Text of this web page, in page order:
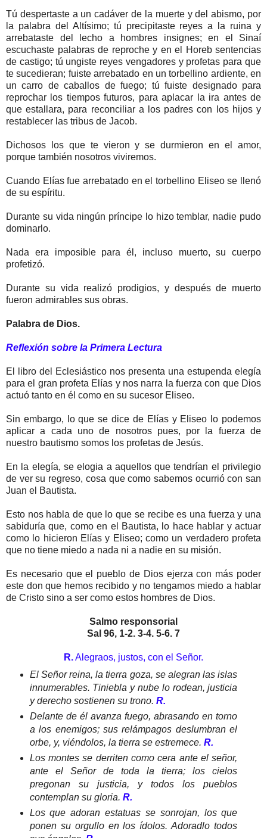
Tú despertaste a un cadáver de la muerte y del abismo, por
la palabra del Altísimo; tú precipitaste reyes a la ruina y
arrebataste del lecho a hombres insignes; en el Sinaí
escuchaste palabras de reproche y en el Horeb sentencias
de castigo; tú ungiste reyes vengadores y profetas para que
te sucedieran; fuiste arrebatado en un torbellino ardiente, en
un carro de caballos de fuego; tú fuiste designado para
reprochar los tiempos futuros, para aplacar la ira antes de
que estallara, para reconciliar a los padres con los hijos y
restablecer las tribus de Jacob.
Dichosos los que te vieron y se durmieron en el amor,
porque también nosotros viviremos.
Cuando Elías fue arrebatado en el torbellino Eliseo se llenó
de su espíritu.
Durante su vida ningún príncipe lo hizo temblar, nadie pudo
dominarlo.
Nada era imposible para él, incluso muerto, su cuerpo
profetizó.
Durante su vida realizó prodigios, y después de muerto
fueron admirables sus obras.
Palabra de Dios.
Reflexión sobre la Primera Lectura
El libro del Eclesiástico nos presenta una estupenda elegía
para el gran profeta Elías y nos narra la fuerza con que Dios
actuó tanto en él como en su sucesor Eliseo.
Sin embargo, lo que se dice de Elías y Eliseo lo podemos
aplicar a cada uno de nosotros pues, por la fuerza de
nuestro bautismo somos los profetas de Jesús.
En la elegía, se elogia a aquellos que tendrían el privilegio
de ver su regreso, cosa que como sabemos ocurrió con san
Juan el Bautista.
Esto nos habla de que lo que se recibe es una fuerza y una
sabiduría que, como en el Bautista, lo hace hablar y actuar
como lo hicieron Elías y Eliseo; como un verdadero profeta
que no tiene miedo a nada ni a nadie en su misión.
Es necesario que el pueblo de Dios ejerza con más poder
este don que hemos recibido y no tengamos miedo a hablar
de Cristo sino a ser como estos hombres de Dios.
Salmo responsorial
Sal 96, 1-2. 3-4. 5-6. 7
R.Alegraos, justos, con el Señor.
El Señor reina, la tierra goza, se alegran las islas
innumerables. Tiniebla y nube lo rodean, justicia
y derecho sostienen su trono. R.
Delante de él avanza fuego, abrasando en torno
a los enemigos; sus relámpagos deslumbran el
orbe, y, viéndolos, la tierra se estremece. R.
Los montes se derriten como cera ante el señor,
ante el Señor de toda la tierra; los cielos
pregonan su justicia, y todos los pueblos
contemplan su gloria. R.
Los que adoran estatuas se sonrojan, los que
ponen su orgullo en los ídolos. Adoradlo todos